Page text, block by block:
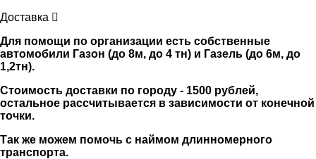
Доставка
Для помощи по организации есть собственные
автомобили Газон (до 8м, до 4 тн) и Газель (до 6м, до
1,2тн).
Стоимость доставки по городу - 1500 рублей,
остальное рассчитывается в зависимости от конечной
точки.
Так же можем помочь с наймом длинномерного
транспорта.